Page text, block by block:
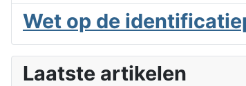
Wet op de
Laatste artikelen